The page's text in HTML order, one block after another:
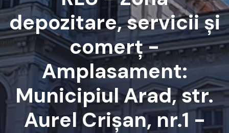
depozitare, servicii și
comerț -
Amplasament:
Municipiul Arad, str.
Aurel Crișan, nr.1 -